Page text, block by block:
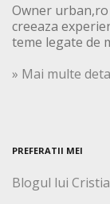
Owner
creeaza
teme legate de
» Mai multe
PREFERATII MEI
Blogul lui